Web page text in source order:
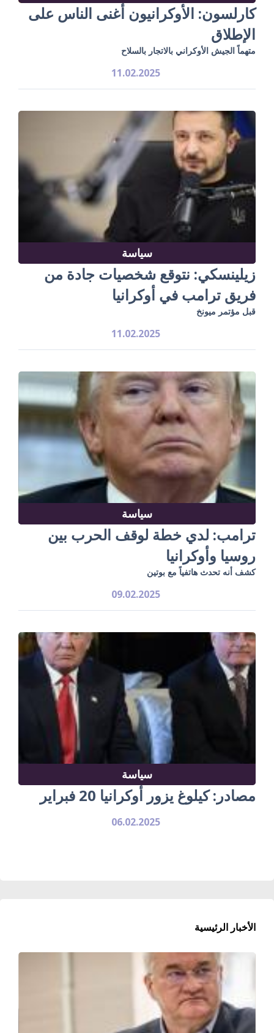
كارلسون: الأوكرانيون أغنى الناس على
الإطلاق
متهماً الجيش الأوكراني بالاتجار بالسلاح
11.02.2025
سياسة
زيلينسكي: نتوقع شخصيات جادة من
فريق ترامب في أوكرانيا
قبل مؤتمر ميونخ
11.02.2025
سياسة
ترامب: لدي خطة لوقف الحرب بين
روسيا وأوكرانيا
كشف أنه تحدث هاتفياً مع بوتين
09.02.2025
سياسة
مصادر: كيلوغ يزور أوكرانيا 20 فبراير
06.02.2025
الأخبار الرئيسية